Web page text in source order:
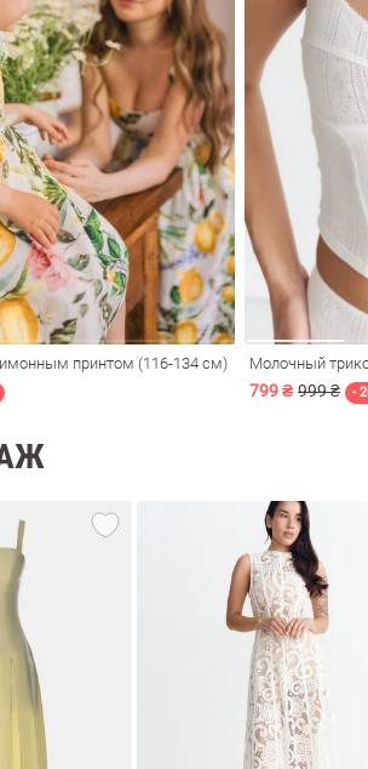
Панамы
принтом (116-134 см) Молочный
799 ₴ 999 ₴ -